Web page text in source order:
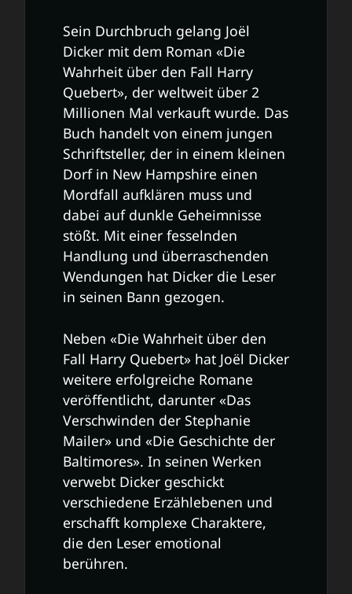
Sein Durchbruch gelang Joël
Dicker mit dem Roman «Die
Wahrheit über den Fall Harry
Quebert», der weltweit über 2
Millionen Mal verkauft wurde. Das
Buch handelt von einem jungen
Schriftsteller, der in einem kleinen
Dorf in New Hampshire einen
Mordfall aufklären muss und
dabei auf dunkle Geheimnisse
stößt. Mit einer fesselnden
Handlung und überraschenden
Wendungen hat Dicker die Leser
in seinen Bann gezogen.
Neben «Die Wahrheit über den
Fall Harry Quebert» hat Joël Dicker
weitere erfolgreiche Romane
veröffentlicht, darunter «Das
Verschwinden der Stephanie
Mailer» und «Die Geschichte der
Baltimores». In seinen Werken
verwebt Dicker geschickt
verschiedene Erzählebenen und
erschafft komplexe Charaktere,
die den Leser emotional
berühren.